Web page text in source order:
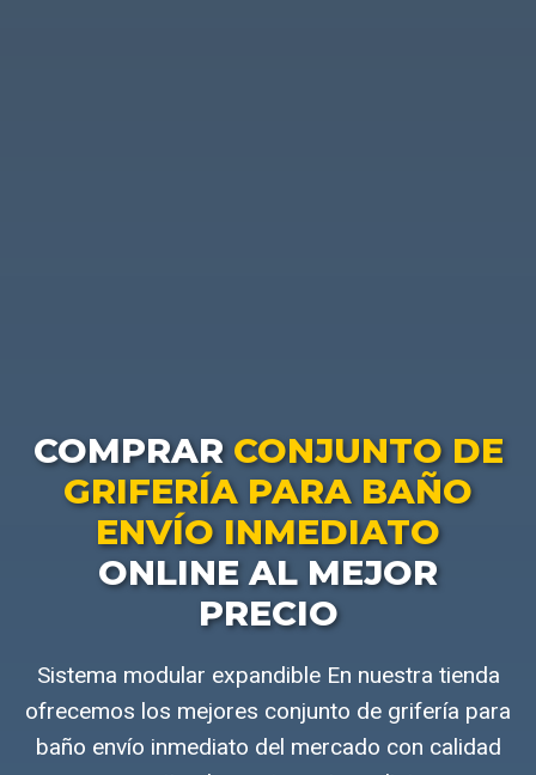
COMPRAR CONJUNTO DE
GRIFERÍA PARA BAÑO
ENVÍO INMEDIATO
ONLINE AL MEJOR
PRECIO
Sistema modular expandible En nuestra tienda
ofrecemos los mejores conjunto de grifería para
baño envío inmediato del mercado con calidad